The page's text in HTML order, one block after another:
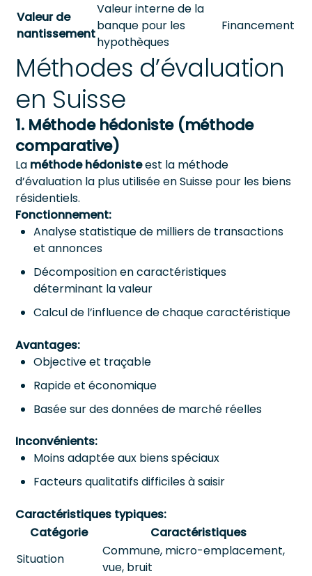
Valeur de
nantissement
Valeur interne de la
banque pour les
hypothèques
Financement
Méthodes d’évaluation
en Suisse
1. Méthode hédoniste (méthode
comparative)
La méthode hédonisteest la méthode
d’évaluation la plus utilisée en Suisse pour les biens
résidentiels.
Fonctionnement:
Analyse statistique de milliers de transactions
et annonces
Décomposition en caractéristiques
déterminant la valeur
Calcul de l’influence de chaque caractéristique
Avantages:
Objective et traçable
Rapide et économique
Basée sur des données de marché réelles
Inconvénients:
Moins adaptée aux biens spéciaux
Facteurs qualitatifs difficiles à saisir
Caractéristiques typiques:
Catégorie
Caractéristiques
Situation
Commune, micro-emplacement,
vue, bruit